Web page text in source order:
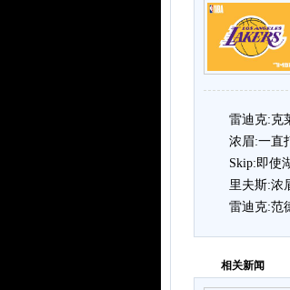
雷迪克:克
浓眉:一直
Skip:即使
里夫斯:浓
雷迪克:范
相关新闻